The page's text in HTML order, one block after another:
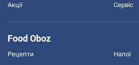
Акції Сервіс
Food Oboz
Рецепти Напої